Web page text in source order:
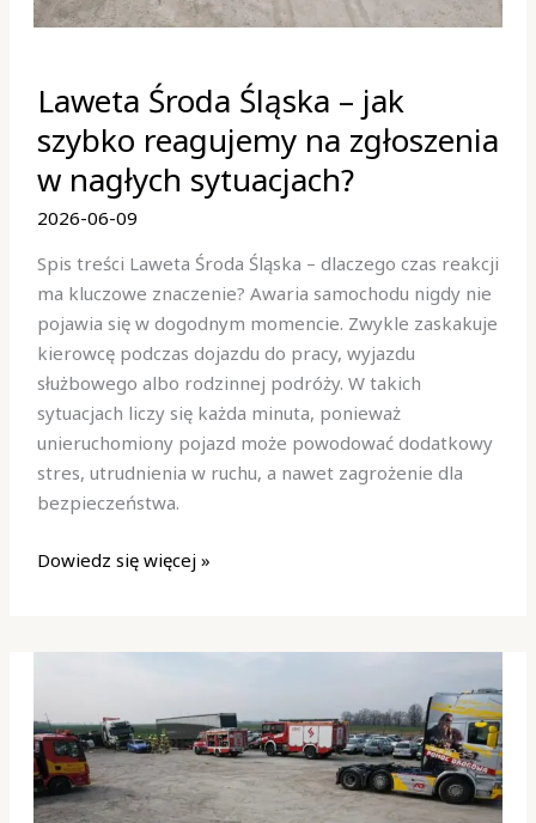
Laweta Środa Śląska – jak
szybko reagujemy na zgłoszenia
w nagłych sytuacjach?
2026-06-09
Spis treści Laweta Środa Śląska – dlaczego czas reakcji
ma kluczowe znaczenie? Awaria samochodu nigdy nie
pojawia się w dogodnym momencie. Zwykle zaskakuje
kierowcę podczas dojazdu do pracy, wyjazdu
służbowego albo rodzinnej podróży. W takich
sytuacjach liczy się każda minuta, ponieważ
unieruchomiony pojazd może powodować dodatkowy
stres, utrudnienia w ruchu, a nawet zagrożenie dla
bezpieczeństwa.
Środa
Śląska
–
jak
szybko
na
zgłoszenia
w
nagłych
sytuacjach?
Dowiedz się więcej »